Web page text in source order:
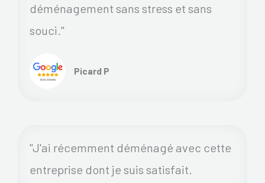
déménagement sans stress et sans
souci."
Picard P
"J'ai récemment déménagé avec cette
entreprise dont je suis satisfait.